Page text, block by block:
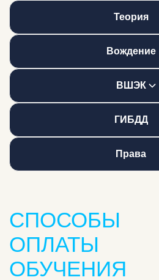
Теория
Интерактив или удалёнка?
Вождение
ВШЭК
ГИБДД
Сдаем в ГИБДД вместе!Права
СПОСОБЫ
ОПЛАТЫ
ОБУЧЕНИЯ